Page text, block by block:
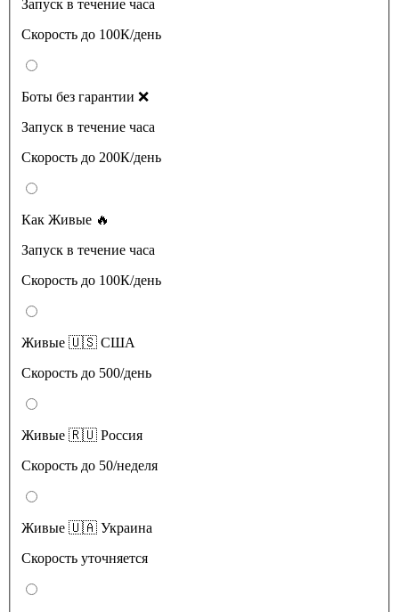
Запуск в течение часа
Скорость до 100К/день
Боты без гарантии ❌
Запуск в течение часа
Скорость до 200К/день
Как Живые 🔥
Запуск в течение часа
Скорость до 100К/день
Живые 🇺🇸 США
Скорость до 500/день
Живые 🇷🇺 Россия
Скорость до 50/неделя
Живые 🇺🇦 Украина
Скорость уточняется